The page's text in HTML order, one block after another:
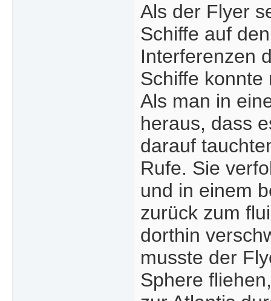
Als der Flyer
Schiffe auf
Interferenzen
Schiffe
Als man in
heraus, dass
darauf
Rufe. Sie
und in einem
zurück zum
dorthin
musste der
Sphere